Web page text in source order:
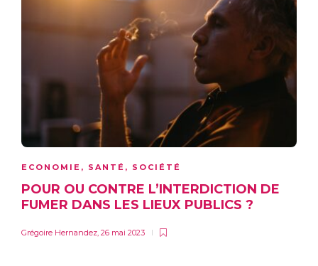
ECONOMIE , SANTÉ , SOCIÉTÉ
POUR OU CONTRE L’INTERDICTION DE
FUMER DANS LES LIEUX PUBLICS ?
Grégoire Hernandez, 26 mai 2023